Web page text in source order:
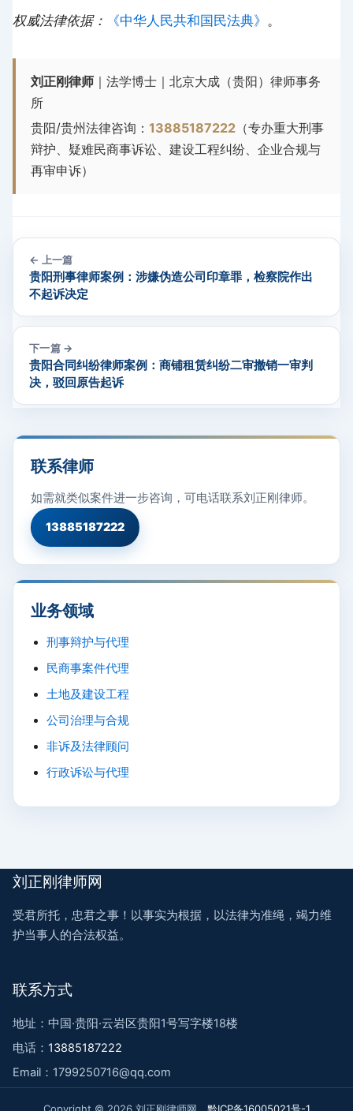
权威法律依据： 《中华人民共和国民法典》 。
刘正刚律师 ｜法学博士｜北京大成（贵阳）律师事务
所
贵阳/贵州法律咨询：13885187222 （专办重大刑事
辩护、疑难民商事诉讼、建设工程纠纷、企业合规与
再审申诉）
← 上一篇
贵阳刑事律师案例：涉嫌伪造公司印章罪，检察院作出
不起诉决定
下一篇 →
贵阳合同纠纷律师案例：商铺租赁纠纷二审撤销一审判
决，驳回原告起诉
联系律师
如需就类似案件进一步咨询，可电话联系刘正刚律师。
13885187222
业务领域
刑事辩护与代理
民商事案件代理
土地及建设工程
公司治理与合规
非诉及法律顾问
行政诉讼与代理
刘正刚律师网
受君所托，忠君之事！以事实为根据，以法律为准绳，竭力维
护当事人的合法权益。
联系方式
地址：中国·贵阳·云岩区贵阳1号写字楼18楼
电话： 13885187222
Email：1799250716@qq.com
Copyright © 2026 刘正刚律师网 黔ICP备16005021号-1